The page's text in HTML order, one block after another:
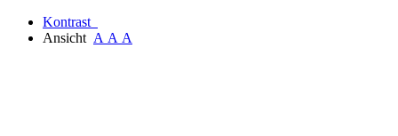
Kontrast
Ansicht A A A